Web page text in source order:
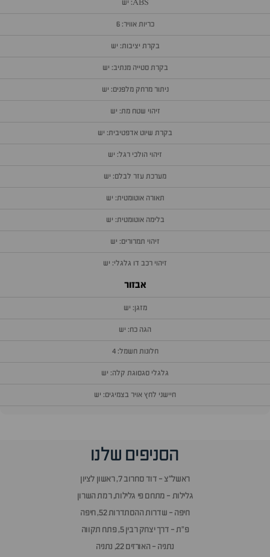
ABS: יש
כריות אוויר: 6
בקרת יציבות: יש
בקרת סטייה מנתיב: יש
ניתור מרחק מלפנים: יש
זיהוי שטח מת: יש
בקרת שיוט אדפטיבית: יש
זיהוי הולכי רגל: יש
מערכת עזר לבלם: יש
תאורה אוטומטית: יש
בלימה אוטומטית: יש
זיהוי תמרורים: יש
זיהוי רכב דו גלגלי: יש
אבזור
מזגן: יש
הגה כח: יש
חלונות חשמל: 4
גלגלי סגסוגת קלה: יש
חיישני לחץ אויר בצמיגים: יש
הסניפים שלנו
ראשל״צ - דוד סחרוב 7, ראשון לציון
גלילות - מתחם פי גלילות, רמת השרון
חיפה - שדרות ההסתדרות 52, חיפה
פ״ת - דרך יצחק רבין 5, פתח תקווה
נתניה - האורזים 22, נתניה